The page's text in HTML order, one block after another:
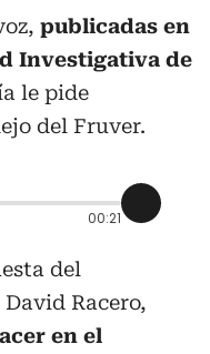
publicadas en
Investigativa de
le pide
del Fruver.
00:21
del
Racero,
en el